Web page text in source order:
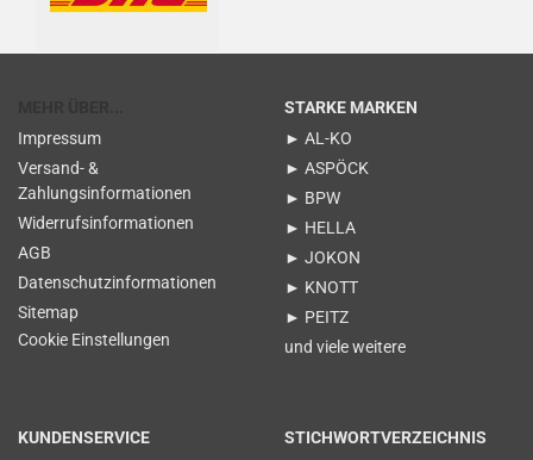
Impressum
Versand- &
Zahlungsinformationen
Widerrufsinformationen
AGB
Datenschutzinformationen
Sitemap
Cookie Einstellungen
STARKE MARKEN
► AL-KO
► ASPÖCK
► BPW
► HELLA
► JOKON
► KNOTT
► PEITZ
und viele weitere
KUNDENSERVICE
STICHWORTVERZEICHNIS